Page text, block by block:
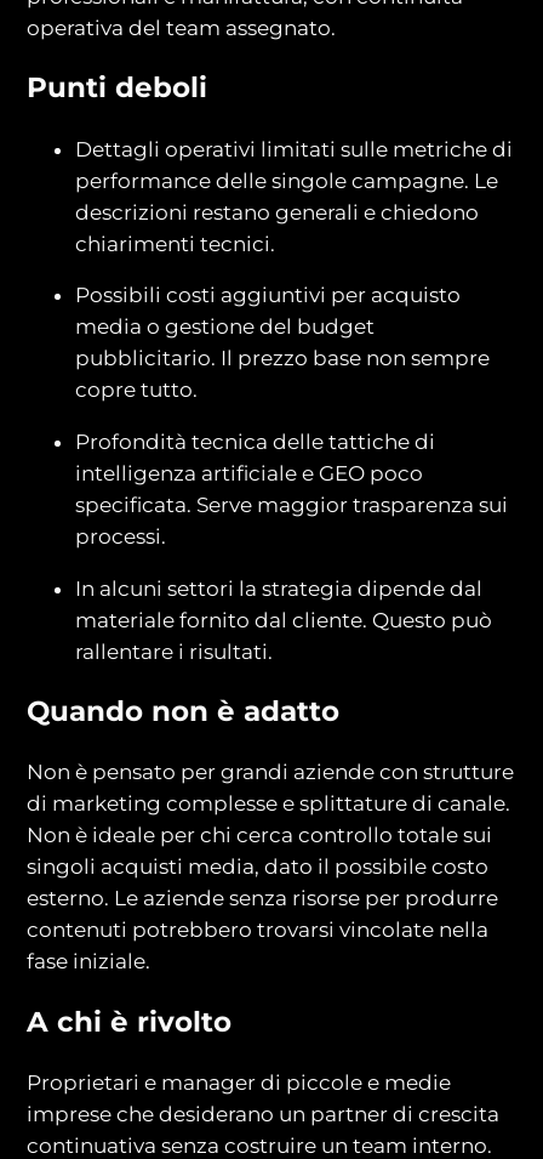
operativa del team assegnato.
Punti deboli
Dettagli operativi limitati sulle metriche di
performance delle singole campagne. Le
descrizioni restano generali e chiedono
chiarimenti tecnici.
Possibili costi aggiuntivi per acquisto
media o gestione del budget
pubblicitario. Il prezzo base non sempre
copre tutto.
Profondità tecnica delle tattiche di
intelligenza artificiale e GEO poco
specificata. Serve maggior trasparenza sui
processi.
In alcuni settori la strategia dipende dal
materiale fornito dal cliente. Questo può
rallentare i risultati.
Quando non è adatto
Non è pensato per grandi aziende con strutture
di marketing complesse e splittature di canale.
Non è ideale per chi cerca controllo totale sui
singoli acquisti media, dato il possibile costo
esterno. Le aziende senza risorse per produrre
contenuti potrebbero trovarsi vincolate nella
fase iniziale.
A chi è rivolto
Proprietari e manager di piccole e medie
imprese che desiderano un partner di crescita
continuativa senza costruire un team interno.